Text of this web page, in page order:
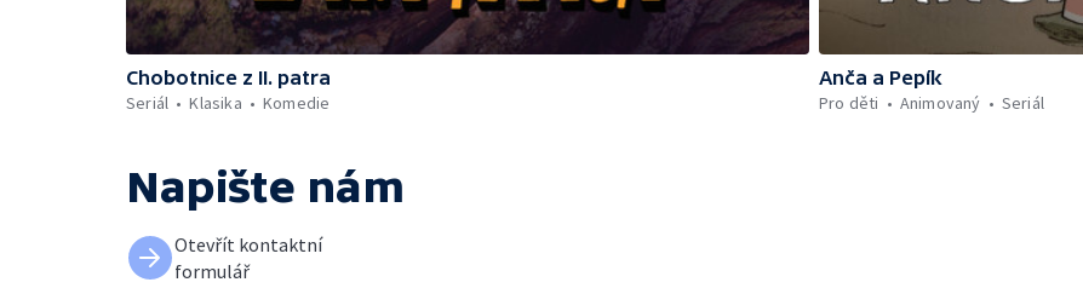
Chobotnice z II. patra
Seriál
Klasika Komedie
Anča a Pepík
Pro děti
Animovaný Seriál
Napište nám
Otevřít kontaktní
formulář